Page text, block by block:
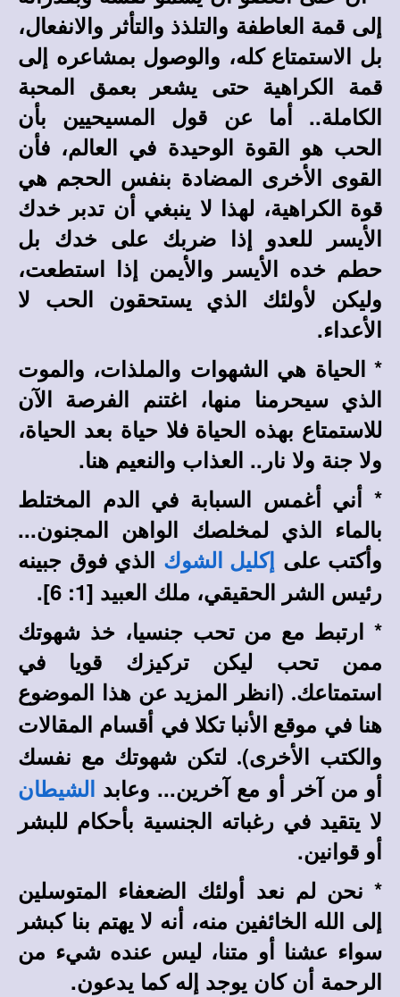
إلى قمة العاطفة والتلذذ والتأثر والانفعال،
بل الاستمتاع كله، والوصول بمشاعره إلى
قمة الكراهية حتى يشعر بعمق المحبة
الكاملة.. أما عن قول المسيحيين بأن
الحب هو القوة الوحيدة في العالم، فأن
القوى الأخرى المضادة بنفس الحجم هي
قوة الكراهية، لهذا لا ينبغي أن تدبر خدك
الأيسر للعدو إذا ضربك على خدك بل
حطم خده الأيسر والأيمن إذا استطعت،
وليكن لأولئك الذي يستحقون الحب لا
الأعداء.
* الحياة هي الشهوات والملذات، والموت
الذي سيحرمنا منها، اغتنم الفرصة الآن
للاستمتاع بهذه الحياة فلا حياة بعد الحياة،
ولا جنة ولا نار.. العذاب والنعيم هنا.
* أني أغمس السبابة في الدم المختلط
بالماء الذي لمخلصك الواهن المجنون...
وأكتب على إكليل الشوك الذي فوق جبينه
رئيس الشر الحقيقي، ملك العبيد [1: 6].
* ارتبط مع من تحب جنسيا، خذ شهوتك
ممن تحب ليكن تركيزك قويا في
استمتاعك. (انظر المزيد عن هذا الموضوع
هنا في موقع الأنبا تكلا في أقسام المقالات
والكتب الأخرى). لتكن شهوتك مع نفسك
أو من آخر أو مع آخرين... وعابد
الشيطان
لا يتقيد في رغباته الجنسية بأحكام للبشر
أو قوانين.
* نحن لم نعد أولئك الضعفاء المتوسلين
إلى الله الخائفين منه، أنه لا يهتم بنا كبشر
سواء عشنا أو متنا، ليس عنده شيء من
الرحمة أن كان يوجد إله كما يدعون.